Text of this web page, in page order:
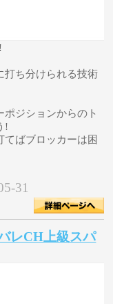
打ち分けられる技術
ジションからのト
!
ばブロッカーは困
31
レCH上級スパ